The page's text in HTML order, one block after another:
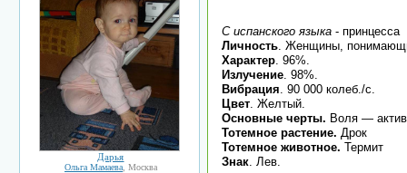
Дарья
Ольга Мамаева , Москва
С испанского языка - принцесса
Личность. Женщины,
Характер. 96%.
Излучение. 98%.
Вибрация. 90 000 колеб./с.
Цвет. Желтый.
Основные черты. Воля —
Тотемное растение. Дрок
Тотемное животное. Термит
Знак. Лев.